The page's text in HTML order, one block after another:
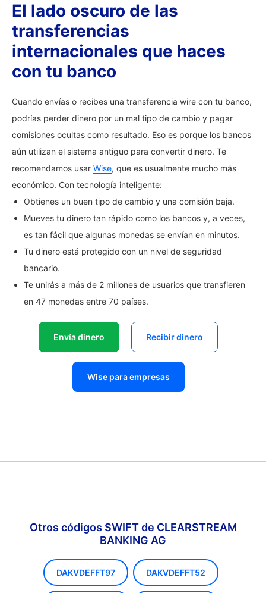
El lado oscuro de las
transferencias
internacionales que haces
con tu banco
Cuando envías o recibes una transferencia wire con tu banco,
podrías perder dinero por un mal tipo de cambio y pagar
comisiones ocultas como resultado. Eso es porque los bancos
aún utilizan el sistema antiguo para convertir dinero. Te
recomendamos usar Wise, que es usualmente mucho más
económico. Con tecnología inteligente:
Obtienes un buen tipo de cambio y una comisión baja.
Mueves tu dinero tan rápido como los bancos y, a veces,
es tan fácil que algunas monedas se envían en minutos.
Tu dinero está protegido con un nivel de seguridad
bancario.
Te unirás a más de 2 millones de usuarios que transfieren
en 47 monedas entre 70 países.
Envía dinero Recibir dinero
Wise para empresas
Otros códigos SWIFT de CLEARSTREAM
BANKING AG
DAKVDEFFT97 DAKVDEFFT52